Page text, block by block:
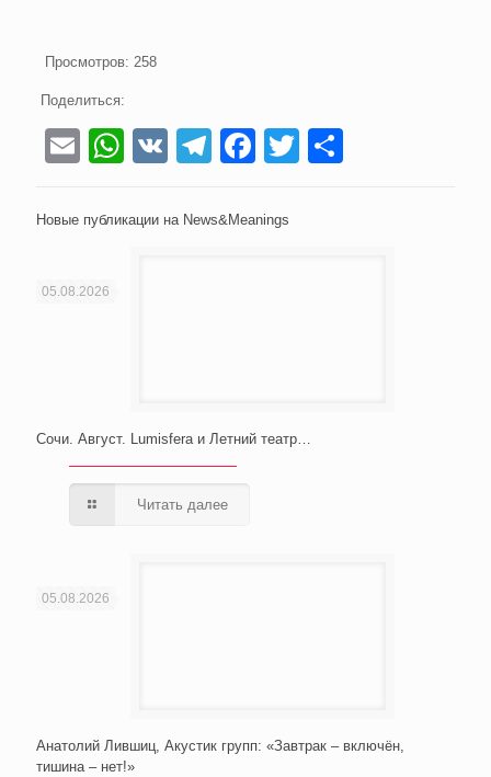
Просмотров: 258
Поделиться:
EmailWhatsApp
VK Telegram
Facebook
Twitter
Новые публикации на News&Meanings
05.08.2026
Сочи. Август. Lumisfera и Летний театр…
Читать далее
05.08.2026
Анатолий Лившиц, Акустик групп: «Завтрак – включён,
тишина – нет!»